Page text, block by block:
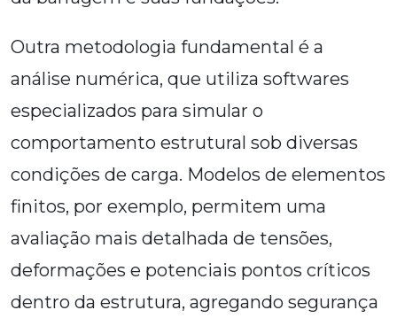
Outra metodologia fundamental é a
análise numérica, que utiliza softwares
especializados para simular o
comportamento estrutural sob diversas
condições de carga. Modelos de elementos
finitos, por exemplo, permitem uma
avaliação mais detalhada de tensões,
deformações e potenciais pontos críticos
dentro da estrutura, agregando segurança